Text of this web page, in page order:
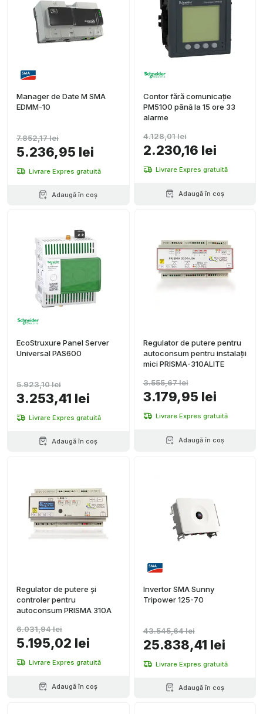
Manager de Date M SMA
EDMM-10
5.236,95 lei
7.852,17 lei
Livrare Expres gratuită
Adaugă în coș
Contor fără comunicație
PM5100 până la 15 ore 33
alarme
2.230,16 lei
4.128,01 lei
Livrare Expres gratuită
Adaugă în coș
EcoStruxure Panel Server
Universal PAS600
3.253,41 lei
5.923,10 lei
Livrare Expres gratuită
Adaugă în coș
Regulator de putere pentru
autoconsum pentru instalații
mici PRISMA-310ALITE
3.179,95 lei
3.555,67 lei
Livrare Expres gratuită
Adaugă în coș
Regulator de putere și
controler pentru
autoconsum PRISMA 310A
5.195,02 lei
6.031,94 lei
Livrare Expres gratuită
Adaugă în coș
Invertor SMA Sunny
Tripower 125-70
25.838,41 lei
43.545,64 lei
Livrare Expres gratuită
Adaugă în coș